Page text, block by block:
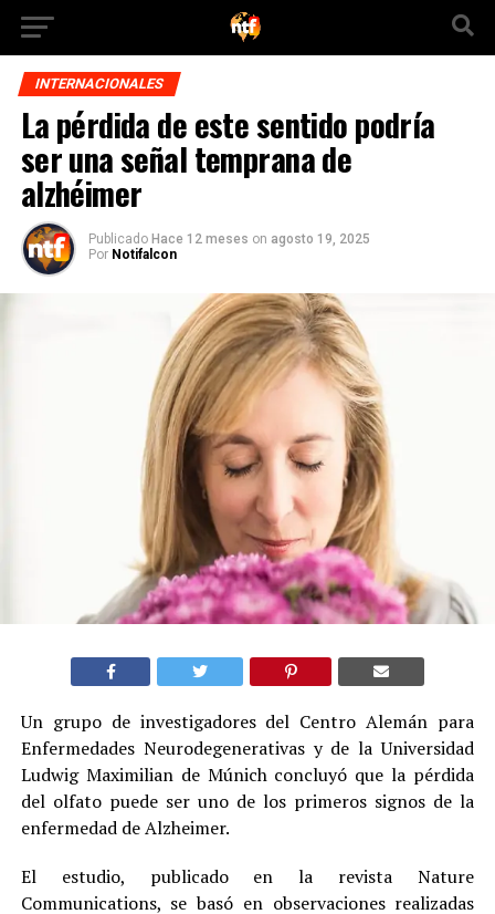
INTERNACIONALES
La pérdida de este sentido podría
ser una señal temprana de
alzhéimer
Publicado Hace 12 meses on agosto 19, 2025
Por Notifalcon
Un grupo de investigadores del Centro Alemán para
Enfermedades Neurodegenerativas y de la Universidad
Ludwig Maximilian de Múnich concluyó que la pérdida
del olfato puede ser uno de los primeros signos de la
enfermedad de Alzheimer.
El estudio, publicado en la revista Nature
Communications, se basó en observaciones realizadas